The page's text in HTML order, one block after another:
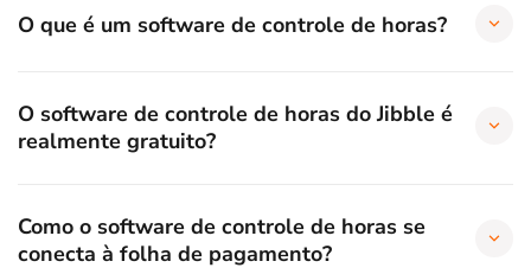
O que é um software de controle de horas?
O software de controle de horas do Jibble é
realmente gratuito?
Como o software de controle de horas se
conecta à folha de pagamento?